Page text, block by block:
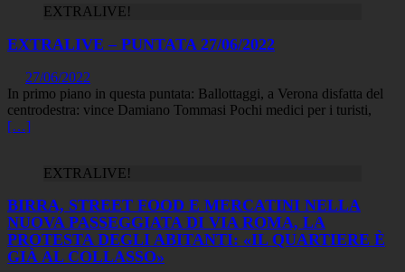
EXTRALIVE!
EXTRALIVE – PUNTATA 27/06/2022
27/06/2022
In primo piano in questa puntata: Ballottaggi, a Verona disfatta del
centrodestra: vince Damiano Tommasi Pochi medici per i turisti,
[…]
EXTRALIVE!
BIRRA, STREET FOOD E MERCATINI NELLA
NUOVA PASSEGGIATA DI VIA ROMA, LA
PROTESTA DEGLI ABITANTI: «IL QUARTIERE È
GIÀ AL COLLASSO»